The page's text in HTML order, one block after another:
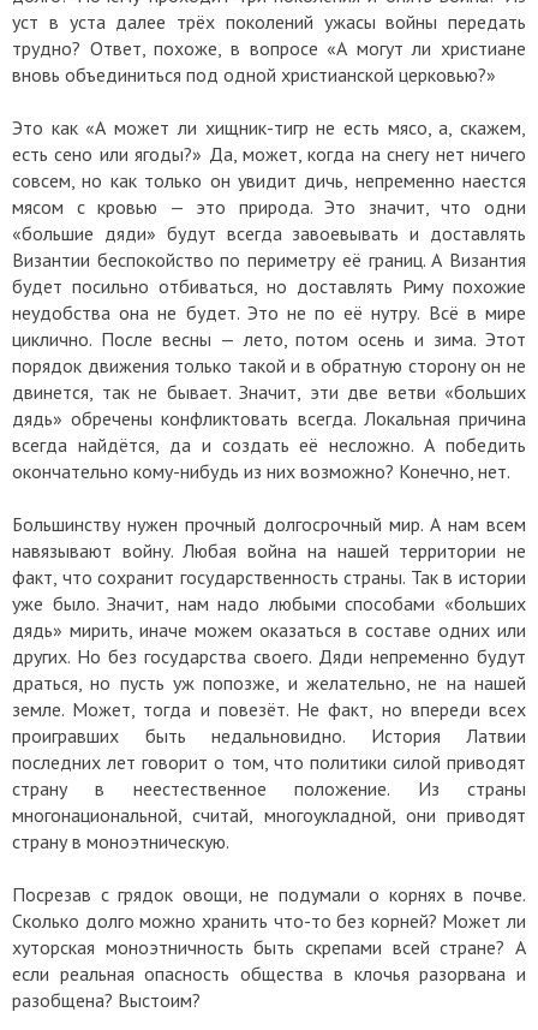
уст в уста далее трёх поколений ужасы войны передать
трудно? Ответ, похоже, в вопросе «А могут ли христиане
вновь объединиться под одной христианской церковью?»
Это как «А может ли хищник-тигр не есть мясо, а, скажем,
есть сено или ягоды?» Да, может, когда на снегу нет ничего
совсем, но как только он увидит дичь, непременно наестся
мясом с кровью — это природа. Это значит, что одни
«большие дяди» будут всегда завоевывать и доставлять
Византии беспокойство по периметру её границ. А Византия
будет посильно отбиваться, но доставлять Риму похожие
неудобства она не будет. Это не по её нутру. Всё в мире
циклично. После весны — лето, потом осень и зима. Этот
порядок движения только такой и в обратную сторону он не
двинется, так не бывает. Значит, эти две ветви «больших
дядь» обречены конфликтовать всегда. Локальная причина
всегда найдётся, да и создать её несложно. А победить
окончательно кому-нибудь из них возможно? Конечно, нет.
Большинству нужен прочный долгосрочный мир. А нам всем
навязывают войну. Любая война на нашей территории не
факт, что сохранит государственность страны. Так в истории
уже было. Значит, нам надо любыми способами «больших
дядь» мирить, иначе можем оказаться в составе одних или
других. Но без государства своего. Дяди непременно будут
драться, но пусть уж попозже, и желательно, не на нашей
земле. Может, тогда и повезёт. Не факт, но впереди всех
проигравших быть недальновидно. История Латвии
последних лет говорит о том, что политики силой приводят
страну в неестественное положение. Из страны
многонациональной, считай, многоукладной, они приводят
страну в моноэтническую.
Посрезав с грядок овощи, не подумали о корнях в почве.
Сколько долго можно хранить что-то без корней? Может ли
хуторская моноэтничность быть скрепами всей стране? А
если реальная опасность общества в клочья разорвана и
разобщена? Выстоим?